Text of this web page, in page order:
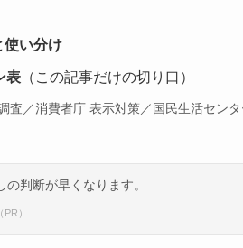
使い分け
表 （この記事だけの切り口）
査／消費者庁 表示対策／国民生活センタ
判断が早くなります。
（PR）